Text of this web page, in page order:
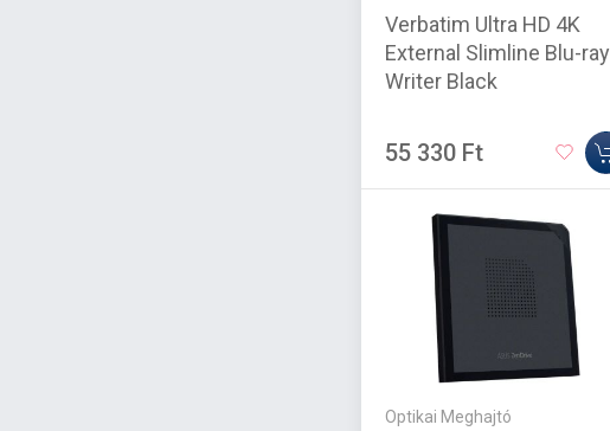
Verbatim Ultra HD 4K
External Slimline Blu-ray
Writer Black
55 330 Ft
Optikai Meghajtó